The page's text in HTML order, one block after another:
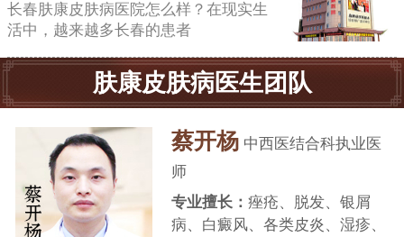
长春肤康皮肤病医院怎么样？在现实生
活中，越来越多长春的患者
肤康皮肤病医生团队
蔡开杨 中西医结合科执业医
师
专业擅长：痤疮、脱发、银屑
病、白癜风、各类皮炎、湿疹、